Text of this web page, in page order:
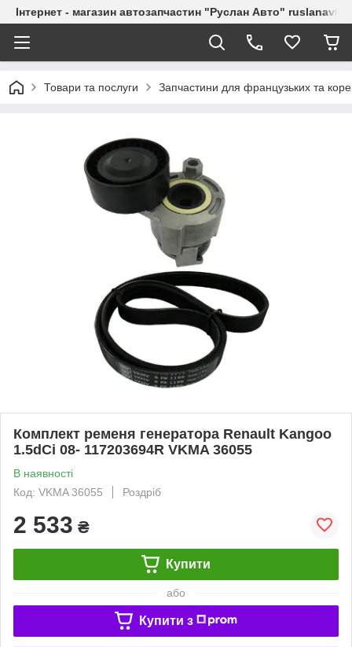
Інтернет - магазин автозапчастин "Руслан Авто"
Товари та послуги Запчастини для французьких та
Комплект ременя генератора Renault Kangoo
1.5dCi 08- 117203694R VKMA 36055
В наявності
Код: VKMA 36055
Роздріб
2 533 ₴
Купити
або
Купити з